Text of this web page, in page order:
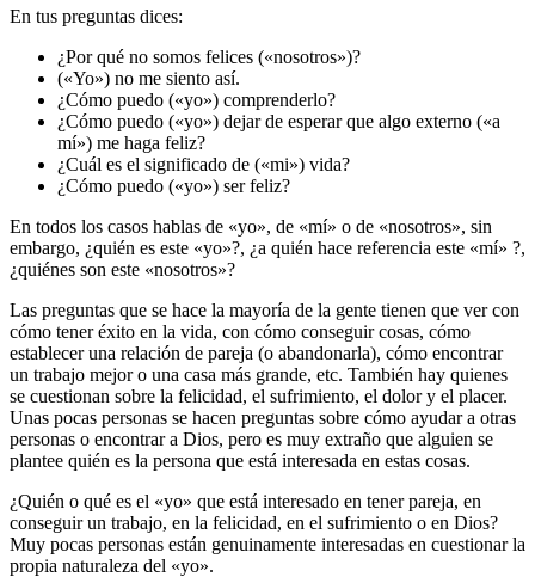
En tus preguntas dices:
¿Por qué no somos felices («nosotros»)?
(«Yo») no me siento así.
¿Cómo puedo («yo») comprenderlo?
¿Cómo puedo («yo») dejar de esperar que algo externo («a
mí») me haga feliz?
¿Cuál es el significado de («mi») vida?
¿Cómo puedo («yo») ser feliz?
En todos los casos hablas de «yo», de «mí» o de «nosotros», sin
embargo, ¿quién es este «yo»?, ¿a quién hace referencia este «mí» ?,
¿quiénes son este «nosotros»?
Las preguntas que se hace la mayoría de la gente tienen que ver con
cómo tener éxito en la vida, con cómo conseguir cosas, cómo
establecer una relación de pareja (o abandonarla), cómo encontrar
un trabajo mejor o una casa más grande, etc. También hay quienes
se cuestionan sobre la felicidad, el sufrimiento, el dolor y el placer.
Unas pocas personas se hacen preguntas sobre cómo ayudar a otras
personas o encontrar a Dios, pero es muy extraño que alguien se
plantee quién es la persona que está interesada en estas cosas.
¿Quién o qué es el «yo» que está interesado en tener pareja, en
conseguir un trabajo, en la felicidad, en el sufrimiento o en Dios?
Muy pocas personas están genuinamente interesadas en cuestionar la
propia naturaleza del «yo».